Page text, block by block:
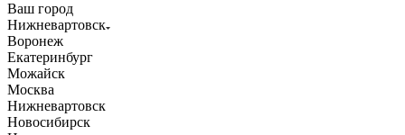
Ваш город
Нижневартовск
Воронеж
Екатеринбург
Можайск
Москва
Нижневартовск
Новосибирск